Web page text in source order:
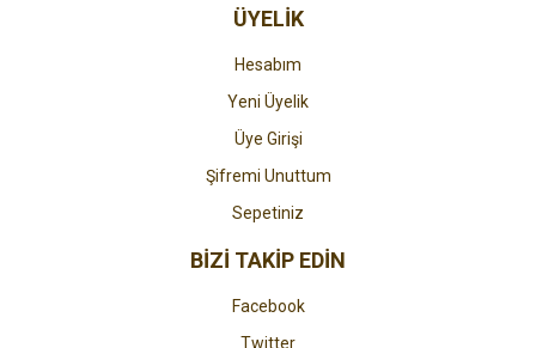
ÜYELİK
Hesabım
Yeni Üyelik
Üye Girişi
Şifremi Unuttum
Sepetiniz
BİZİ TAKİP EDİN
Facebook
Twitter